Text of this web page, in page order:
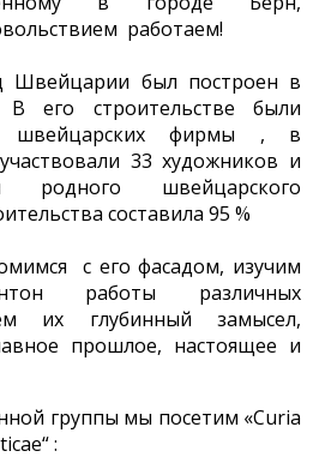
работаем!
Швейцарии был построен в
его строительстве были
швейцарских фирмы , в
33 художников и
родного швейцарского
составила 95 %
с его фасадом, изучим
работы различных
их глубинный замысел,
прошлое, настоящее и
группы мы посетим «Curia
: